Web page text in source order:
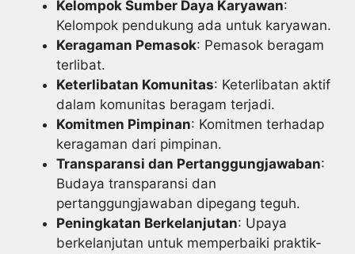
Kelompok Sumber Daya Karyawan:
Kelompok pendukung ada untuk karyawan.
Keragaman Pemasok: Pemasok beragam
terlibat.
Keterlibatan Komunitas: Keterlibatan aktif
dalam komunitas beragam terjadi.
Komitmen Pimpinan: Komitmen terhadap
keragaman dari pimpinan.
Transparansi dan Pertanggungjawaban:
Budaya transparansi dan
pertanggungjawaban dipegang teguh.
Peningkatan Berkelanjutan: Upaya
berkelanjutan untuk memperbaiki praktik-